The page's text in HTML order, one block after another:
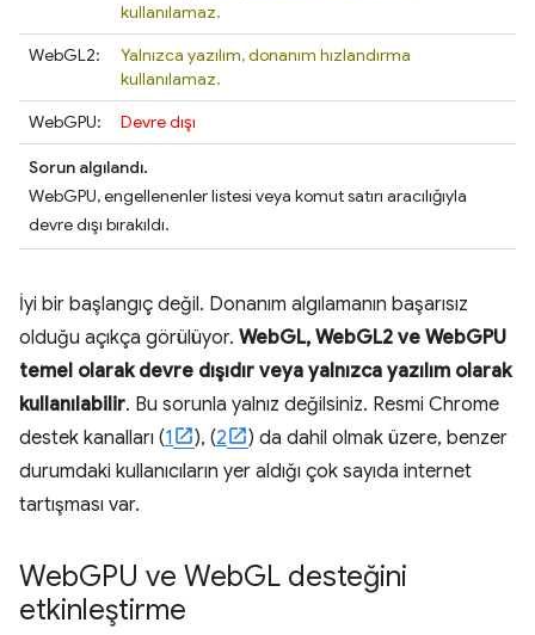
kullanılamaz.
WebGL2:
Yalnızca yazılım, donanım hızlandırma
kullanılamaz.
WebGPU:
Devre dışı
Sorun algılandı.
WebGPU, engellenenler listesi veya komut satırı aracılığıyla
devre dışı bırakıldı.
İyi bir başlangıç değil. Donanım algılamanın başarısız
olduğu açıkça görülüyor. WebGL, WebGL2 ve WebGPU
temel olarak devre dışıdır veya yalnızca yazılım olarak
kullanılabilir. Bu sorunla yalnız değilsiniz. Resmi Chrome
destek kanalları (1 ), (2
) da dahil olmak üzere, benzer
durumdaki kullanıcıların yer aldığı çok sayıda internet
tartışması var.
WebGPU ve WebGL desteğini
etkinleştirme